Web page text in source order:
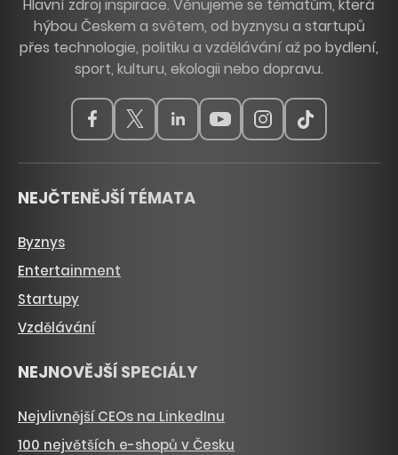
Hlavní zdroj inspirace. Věnujeme se tématům, která
hýbou Českem a světem, od byznysu a startupů
přes technologie, politiku a vzdělávání až po bydlení,
sport, kulturu, ekologii nebo dopravu.
NEJČTENĚJŠÍ TÉMATA
Byznys
Entertainment
Startupy
Vzdělávání
NEJNOVĚJŠÍ SPECIÁLY
Nejvlivnější CEOs na LinkedInu
100 největších e-shopů v Česku